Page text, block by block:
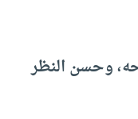
وحسن النظر